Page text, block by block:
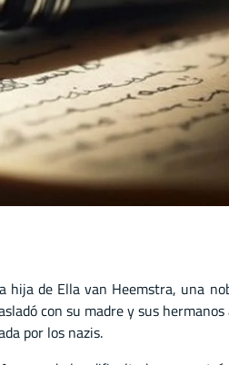
de Ella van Heemstra, una
con su madre y sus hermanos
por los nazis.